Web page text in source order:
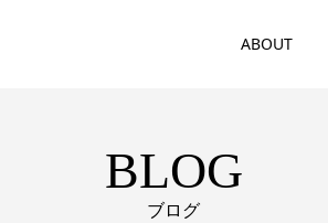
ABOUT
BLOG
ブログ